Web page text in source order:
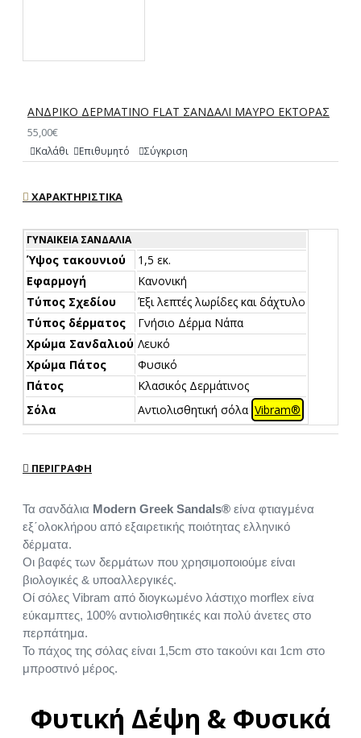
ΑΝΔΡΙΚΟ ΔΕΡΜΑΤΙΝΟ FLAT ΣΑΝΔΑΛΙ ΜΑΥΡΟ ΕΚΤΟΡΑΣ
55,00€
Καλάθι Επιθυμητό Σύγκριση
ΧΑΡΑΚΤΗΡΙΣΤΙΚΆ
ΓΥΝΑΙΚΕΊΑ ΣΑΝΔΆΛΙΑ
Ύψος τακουνιού
1,5 εκ.
Εφαρμογή
Κανονική
Τύπος Σχεδίου
Έξι λεπτές λωρίδες και δάχτυλο
Τύπος δέρματος
Γνήσιο Δέρμα Νάπα
Χρώμα Σανδαλιού Λευκό
Χρώμα Πάτος
Φυσικό
Πάτος
Κλασικός Δερμάτινος
Σόλα
Αντιολισθητική σόλα Vibram®
ΠΕΡΙΓΡΑΦΉ
Τα σανδάλια Modern Greek Sandals® είνα φτιαγμένα
εξ΄ολοκλήρου από εξαιρετικής ποιότητας ελληνικό
δέρματα.
Οι βαφές των δερμάτων που χρησιμοποιούμε είναι
βιολογικές & υποαλλεργικές.
Οί σόλες Vibram από διογκωμένο λάστιχο morflex είνα
εύκαμπτες, 100% αντιολισθητικές και πολύ άνετες στο
περπάτημα.
Το πάχος της σόλας είναι 1,5cm στο τακούνι και 1cm στο
μπροστινό μέρος.
Φυτική Δέψη & Φυσικά